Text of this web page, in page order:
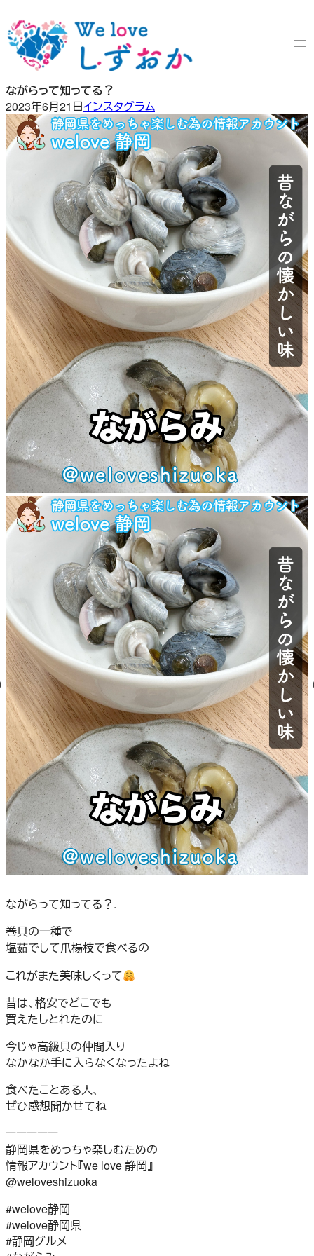
容
を
ッ
プ
ながらって知ってる？
2023年6月21日インスタグラム
ながらって知ってる？.
巻貝の一種で
塩茹でして爪楊枝で食べるの
これがまた美味しくって
昔は、格安でどこでも
買えたしとれたのに
今じゃ高級貝の仲間入り
なかなか手に入らなくなったよね
食べたことある人、
ぜひ感想聞かせてね
ーーーーー
静岡県をめっちゃ楽しむための
情報アカウント『we love 静岡』
@weloveshizuoka
#welove静岡
#welove静岡県
#静岡グルメ